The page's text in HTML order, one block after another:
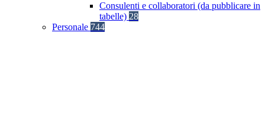
Consulenti e collaboratori (da pubblicare in
tabelle) 28
Personale 744